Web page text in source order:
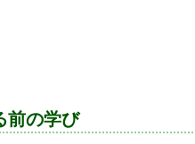
前の学び